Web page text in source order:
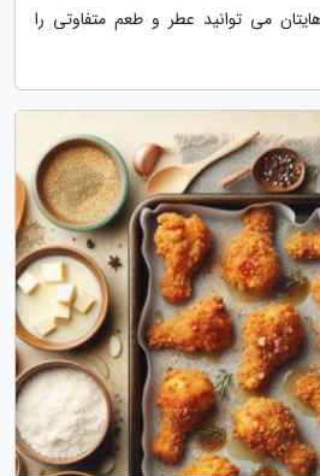
می توانید عطر و طعم متفاوتی را